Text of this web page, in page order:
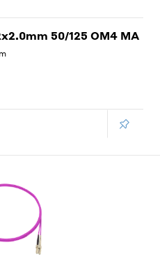
50/125 OM4 MA